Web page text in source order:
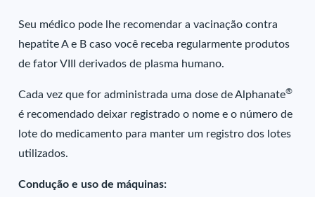
Seu médico pode lhe recomendar a vacinação contra
hepatite A e B caso você receba regularmente produtos
de fator VIII derivados de plasma humano.
Cada vez que for administrada uma dose de Alphanate®
é recomendado deixar registrado o nome e o número de
lote do medicamento para manter um registro dos lotes
utilizados.
Condução e uso de máquinas: